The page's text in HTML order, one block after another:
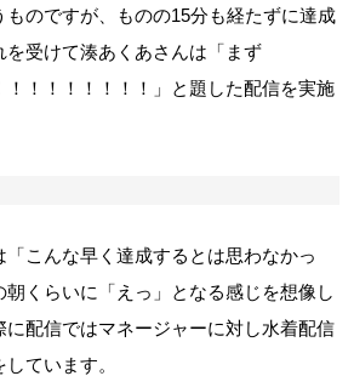
ものですが、ものの15分も経たずに達成
を受けて湊あくあさんは「まず
！！！！！！！！」と題した配信を実施
こんな早く達成するとは思わなかっ
くらいに「えっ」となる感じを想像し
配信ではマネージャーに対し水着配信
ています。